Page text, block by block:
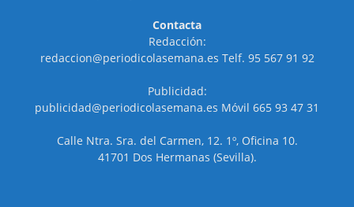
Contacta
Redacción:
redaccion@periodicolasemana.es Telf. 95 567 91 92
Publicidad:
publicidad@periodicolasemana.es Móvil 665 93 47 31
Calle Ntra. Sra. del Carmen, 12. 1º, Oficina 10.
41701 Dos Hermanas (Sevilla).